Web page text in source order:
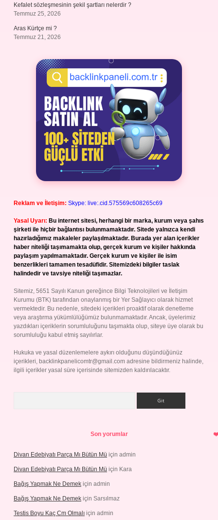
Kefalet sözleşmesinin şekil şartları nelerdir ?
Temmuz 25, 2026
Aras Kürtçe mi ?
Temmuz 21, 2026
Reklam ve İletişim: Skype: live:.cid.575569c608265c69
Yasal Uyarı: Bu internet sitesi, herhangi bir marka, kurum veya şahıs
şirketi ile hiçbir bağlantısı bulunmamaktadır. Sitede yalnızca kendi
hazırladığımız makaleler paylaşılmaktadır. Burada yer alan içerikler
haber niteliği taşımamakta olup, gerçek kurum ve kişiler hakkında
paylaşım yapılmamaktadır. Gerçek kurum ve kişiler ile isim
benzerlikleri tamamen tesadüfidir. Sitemizdeki bilgiler taslak
halindedir ve tavsiye niteliği taşımazlar.
Sitemiz, 5651 Sayılı Kanun gereğince Bilgi Teknolojileri ve İletişim
Kurumu (BTK) tarafından onaylanmış bir Yer Sağlayıcı olarak hizmet
vermektedir. Bu nedenle, sitedeki içerikleri proaktif olarak denetleme
veya araştırma yükümlülüğümüz bulunmamaktadır. Ancak, üyelerimiz
yazdıkları içeriklerin sorumluluğunu taşımakta olup, siteye üye olarak bu
sorumluluğu kabul etmiş sayılırlar.
Hukuka ve yasal düzenlemelere aykırı olduğunu düşündüğünüz
içerikleri, backlinkpanelicomtr@gmail.com adresine bildirmeniz halinde,
ilgili içerikler yasal süre içerisinde sitemizden kaldırılacaktır.
Son yorumlar
Divan Edebiyatı Parça Mı Bütün Mü için admin
Divan Edebiyatı Parça Mı Bütün Mü için Kara
Bağış Yapmak Ne Demek için admin
Bağış Yapmak Ne Demek için Sarsılmaz
Testis Boyu Kaç Cm Olmalı için admin